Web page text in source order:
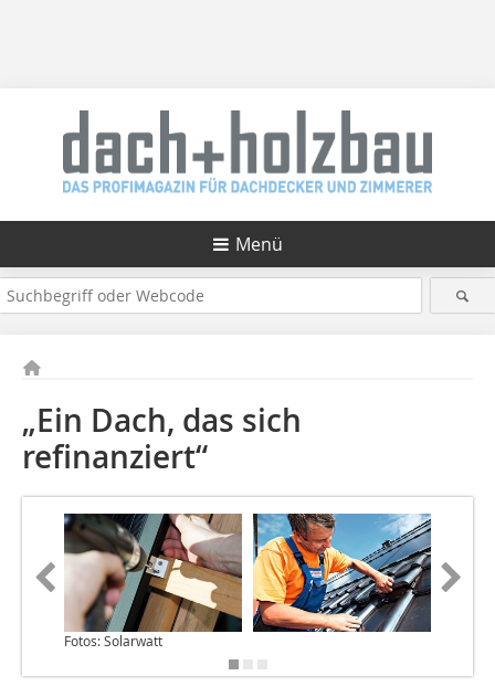
Menü
„Ein Dach, das sich
refinanziert“
Fotos: Solarwatt